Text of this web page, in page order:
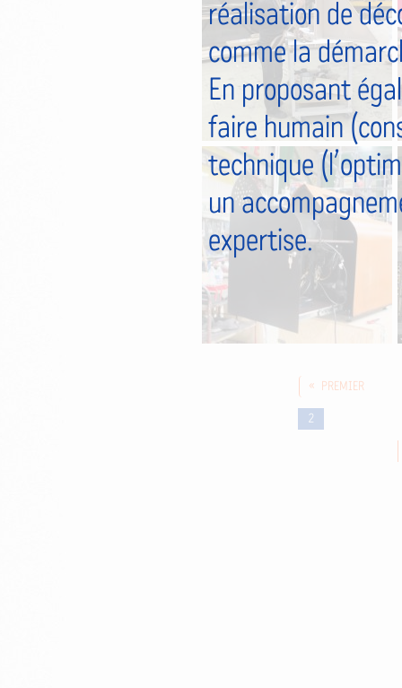
réalisation de
comme la
En proposant
faire humain
technique
un
expertise.
« PREMIER
2